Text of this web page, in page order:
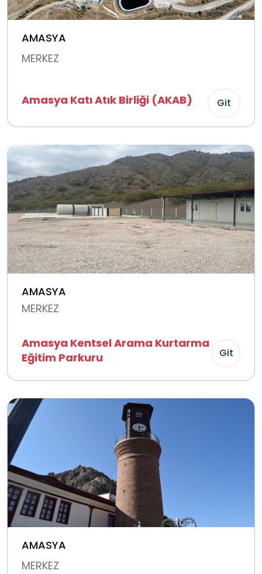
AMASYA
MERKEZ
Amasya Katı Atık Birliği (AKAB) Git
AMASYA
MERKEZ
Amasya Kentsel Arama Kurtarma
Eğitim Parkuru
Git
AMASYA
MERKEZ